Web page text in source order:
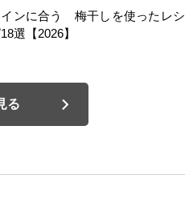
インに合う 梅干しを使ったレシ
選【2026】
る